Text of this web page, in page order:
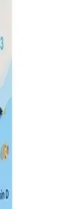
faydalar sağlar. En iyi
doğru zamanlarda
Kalitede
ve doğal
güvenilir ve etkili
ile Güzellikteki
yüksek EPA ve DHA
ipuçlarını öğrenin.
ve Sağlık
bakımından
ve düzenli kullanımla